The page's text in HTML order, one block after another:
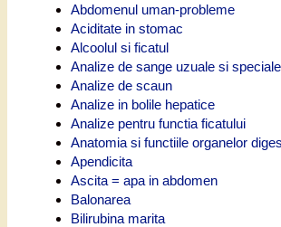
Abdomenul uman-probleme
Aciditate in stomac
Alcoolul si ficatul
Analize de sange uzuale si speciale
Analize de scaun
Analize in bolile hepatice
Analize pentru functia ficatului
Anatomia si functiile organelor
Apendicita
Ascita = apa in abdomen
Balonarea
Bilirubina marita